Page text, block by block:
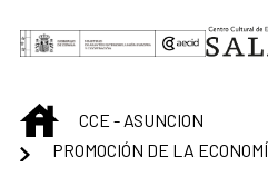
Saltar al contenido principal
INICIOCCE - ASUNCION